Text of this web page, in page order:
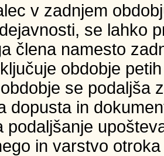
v zadnjem
se lahko
člena namesto
obdobje
se podaljša
dopusta in
podaljšanje
in varstvo